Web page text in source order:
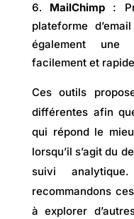
MailChimp
:
plateforme
également une
facilement et
Ces outils
différentes afin
qui répond le
lorsqu’il s’agit du
suivi
recommandons
à explorer